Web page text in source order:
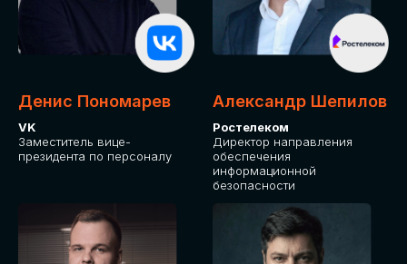
Какие направления для вас более актуальны?
Денис Пономарев
VK
Заместитель вице-
президента по персоналу
Александр Шепилов
Ростелеком
Директор направления
обеспечения
информационной
безопасности